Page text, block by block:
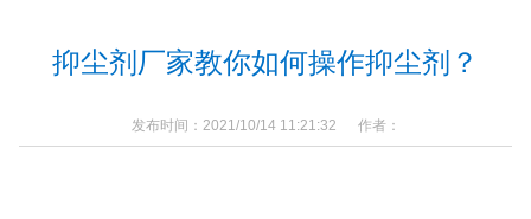
抑尘剂厂家教你如何操作抑尘剂？
发布时间：2021/10/14 11:21:32 作者：